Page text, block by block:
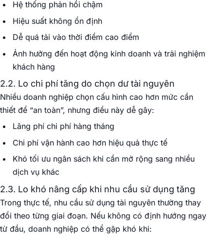
Hệ thống phản hồi chậm
Hiệu suất không ổn định
Dễ quá tải vào thời điểm cao điểm
Ảnh hưởng đến hoạt động kinh doanh và trải nghiệm
khách hàng
2.2. Lo chi phí tăng do chọn dư tài nguyên
Nhiều doanh nghiệp chọn cấu hình cao hơn mức cần
thiết để “an toàn”, nhưng điều này dễ gây:
Lãng phí chi phí hàng tháng
Chi phí vận hành cao hơn hiệu quả thực tế
Khó tối ưu ngân sách khi cần mở rộng sang nhiều
dịch vụ khác
2.3. Lo khó nâng cấp khi nhu cầu sử dụng tăng
Trong thực tế, nhu cầu sử dụng tài nguyên thường thay
đổi theo từng giai đoạn. Nếu không có định hướng ngay
từ đầu, doanh nghiệp có thể gặp khó khi: